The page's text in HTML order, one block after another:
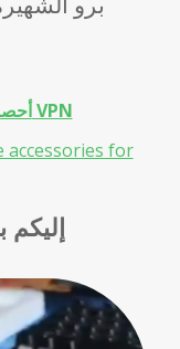
أحصل على خدمة مجانا لمدة شهر VPN
accessories for